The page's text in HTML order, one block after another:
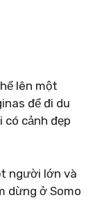
lên một
để đi du
có cảnh đẹp
người lớn và
dừng ở Somo